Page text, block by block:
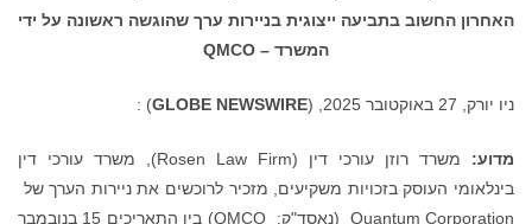
האחרון החשוב בתביעה ייצוגית בניירות ערך שהוגשה ראשונה על ידי
המשרד – QMCO
ניו יורק, 27 באוקטובר 2025, ( GLOBE NEWSWIRE
) :
מדוע:
משרד רוזן עורכי דין (Rosen Law Firm), משרד עורכי דין
בינלאומי העוסק בזכויות משקיעים, מזכיר לרוכשים את ניירות הערך של
Quantum Corporation (נאסד"ק: QMCO) בין התאריכים 15 בנובמבר